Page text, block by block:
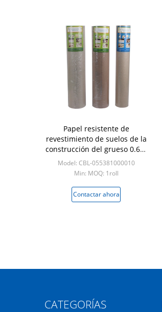
Papel resistente de
revestimiento de suelos de la
construcción del grueso 0.6m
m del tamaño 29.5m2
Model: CBL-055381000010
Min: MOQ: 1roll
Contactar ahora
CATEGORÍAS